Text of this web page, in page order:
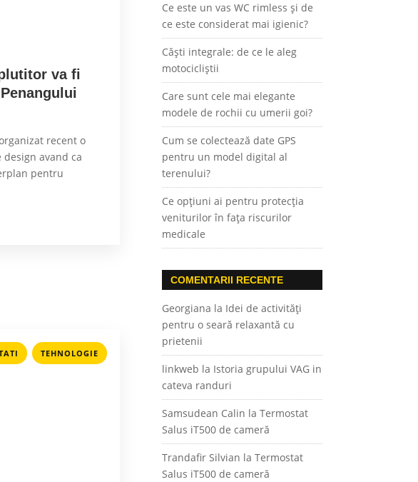
va fi
recent o
avand ca
pentru
, TEHNOLOGIE
Ce este un vas WC rimless și de
ce este considerat mai igienic?
Căști integrale: de ce le aleg
motocicliștii
Care sunt cele mai elegante
modele de rochii cu umerii goi?
Cum se colectează date GPS
pentru un model digital al
terenului?
Ce opțiuni ai pentru protecția
veniturilor în fața riscurilor
medicale
COMENTARII RECENTE
Georgiana la Idei de activități
pentru o seară relaxantă cu
prietenii
linkweb la Istoria grupului VAG in
cateva randuri
Samsudean Calin laTermostat
Salus iT500 de cameră
Trandafir Silvian laTermostat
Salus iT500 de cameră